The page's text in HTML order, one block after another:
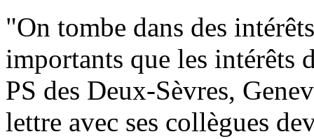
"On tombe dans des
importants que les intérêts
PS des Deux-Sèvres,
lettre avec ses collègues